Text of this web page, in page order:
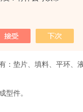
胶、硅橡胶。
垫片、填料、平环、液
型件。